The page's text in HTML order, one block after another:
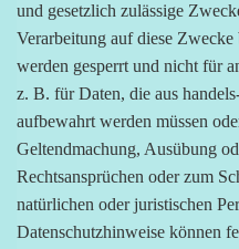
und gesetzlich zulässige
Verarbeitung auf diese
werden gesperrt und nicht für
z. B. für Daten, die aus
aufbewahrt werden müssen
Geltendmachung, Ausübung
Rechtsansprüchen oder zum
natürlichen oder juristischen
Datenschutzhinweise können